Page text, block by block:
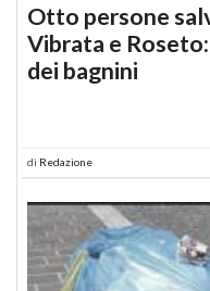
Otto persone
Vibrata e
dei bagnini
di Redazione